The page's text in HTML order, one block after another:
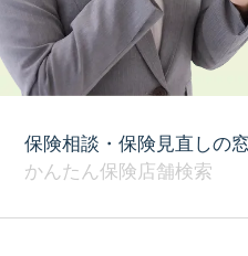
保険相談・保険見直しの
かんたん保険店舗検索